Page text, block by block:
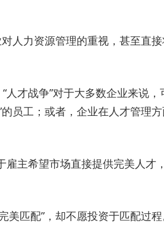
人力资源管理的重视，甚至
才战争”对于大多数企业来说
员工；或者，企业在人才管
主希望市场直接提供完美人才
匹配”，却不愿投资于匹配过程